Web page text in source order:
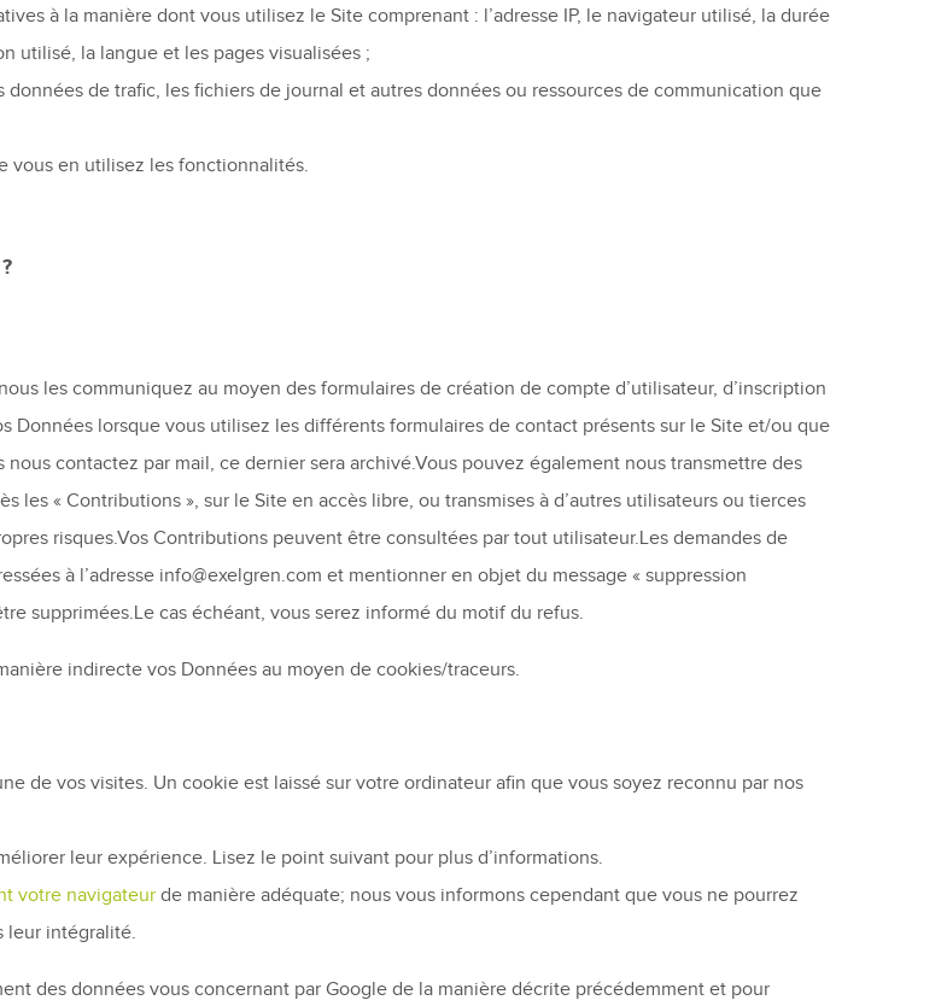
à la manière dont vous utilisez le Site comprenant : l’adresse IP, le navigateur utilisé, la durée
utilisé, la langue et les pages visualisées ;
de trafic, les fichiers de journal et autres données ou ressources de communication que
vous en utilisez les fonctionnalités.
les communiquez au moyen des formulaires de création de compte d’utilisateur, d’inscription
Données lorsque vous utilisez les différents formulaires de contact présents sur le Site et/ou que
contactez par mail, ce dernier sera archivé.Vous pouvez également nous transmettre des
les « Contributions », sur le Site en accès libre, ou transmises à d’autres utilisateurs ou tierces
risques.Vos Contributions peuvent être consultées par tout utilisateur.Les demandes de
à l’adresse info@exelgren.com et mentionner en objet du message « suppression
supprimées.Le cas échéant, vous serez informé du motif du refus.
indirecte vos Données au moyen de cookies/traceurs.
de vos visites. Un cookie est laissé sur votre ordinateur afin que vous soyez reconnu par nos
leur expérience. Lisez le point suivant pour plus d’informations.
votre navigateur de manière adéquate; nous vous informons cependant que vous ne pourrez
leur intégralité.
des données vous concernant par Google de la manière décrite précédemment et pour